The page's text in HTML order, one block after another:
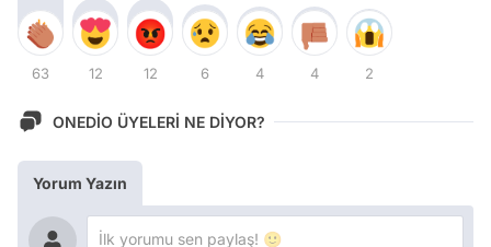
63 12 12 6 4 4 2
ONEDİO ÜYELERİ NE DİYOR?
Yorum Yazın